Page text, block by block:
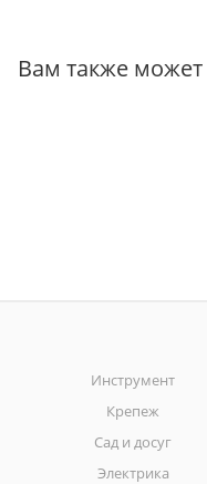
Вам также
Инструмент
Крепеж
Сад и досуг
Электрика